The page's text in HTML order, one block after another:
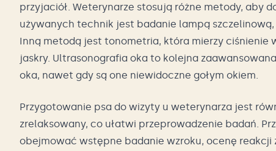
przyjaciół. Weterynarze stosują różne metody, aby
używanych technik jest badanie lampą
Inną metodą jest tonometria, która mierzy ciśnienie
jaskry. Ultrasonografia oka to kolejna
oka, nawet gdy są one niewidoczne gołym okiem.
Przygotowanie psa do wizyty u weterynarza jest
zrelaksowany, co ułatwi przeprowadzenie badań.
obejmować wstępne badanie wzroku, ocenę reakcji